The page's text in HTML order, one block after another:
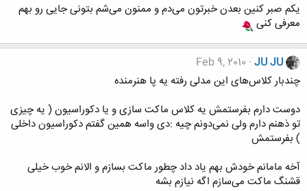
یکم صبر کنین بعدن خبرتون می‌دم و ممنون می‌شم بتونی جایی رو بهم
معرفی کنی
JU JU
Feb 9, 2010
چندبار کلاس‌های این مدلی رفته یه پا هنرمنده
دوست دارم بفرستمش یه کلاس ماکت سازی و یا دکوراسیون ( یه چیزی
تو ذهنم دارم ولی نمی‌دونم چیه :دی واسه همین گفتم دکوراسیون داخلی
) بفرستمش
آخه مامانم خودش بهم یاد داد چطور ماکت بسازم و الانم خوب خیلی
قشنگ ماکت می‌سازم اگه نیازم بشه